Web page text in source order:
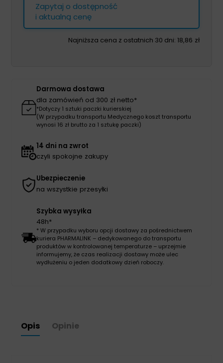
Zapytaj o dostępność
i aktualną cenę
Najniższa cena z ostatnich 30 dni: 18,86 zł
Darmowa dostawa
dla zamówień od 300 zł netto*
*Dotyczy 1 sztuki paczki kurierskiej
(W przypadku transportu Medycznego koszt transportu
wynosi 16 zł brutto za 1 sztukę paczki)
14 dni na zwrot
czyli spokojne zakupy
Ubezpieczenie
na wszystkie przesyłki
Szybka wysyłka
48h*
* W przypadku wyboru opcji dostawy za pośrednictwem
kuriera PHARMALINK – dedykowanego do transportu
produktów w kontrolowanej temperaturze – uprzejmie
informujemy, że czas realizacji dostawy może ulec
wydłużeniu o jeden dodatkowy dzień roboczy.
Opis Opinie